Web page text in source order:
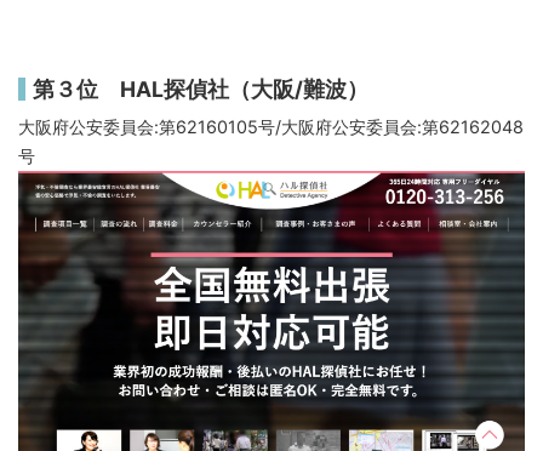
第３位 HAL探偵社（大阪/難波）
大阪府公安委員会:第62160105号/大阪府公安委員会:第62162048
号